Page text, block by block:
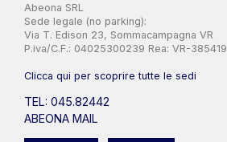
Abeona SRL
Sede legale (no parking):
Via T. Edison 23, Sommacampagna VR
P.iva/C.F.: 04025300239 Rea: VR-385419
Clicca qui per scoprire tutte le sedi
TEL: 045.82442
ABEONA MAIL